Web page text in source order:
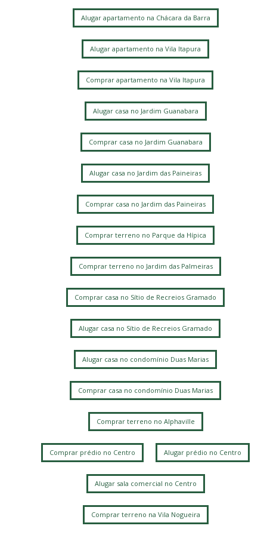
Alugar apartamento na Chácara da Barra
Alugar apartamento na Vila Itapura
Comprar apartamento na Vila Itapura
Alugar casa no Jardim Guanabara
Comprar casa no Jardim Guanabara
Alugar casa no Jardim das Paineiras
Comprar casa no Jardim das Paineiras
Comprar terreno no Parque da Hípica
Comprar terreno no Jardim das Palmeiras
Comprar casa no Sítio de Recreios Gramado
Alugar casa no Sítio de Recreios Gramado
Alugar casa no condomínio Duas Marias
Comprar casa no condomínio Duas Marias
Comprar terreno no Alphaville
Comprar prédio no Centro Alugar prédio no Centro
Alugar sala comercial no Centro
Comprar terreno na Vila Nogueira